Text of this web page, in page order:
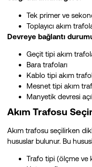
Tek primer ve
Toplayıcı akım
Devreye bağlantı
Geçit tipi akım
Bara trafoları
Kablo tipi akım
Mesnet tipi akım
Manyetik devresi
Akım Trafosu
Akım trafosu seçilirken
hususlar bulunur. Bu
Trafo tipi (ölçme ve